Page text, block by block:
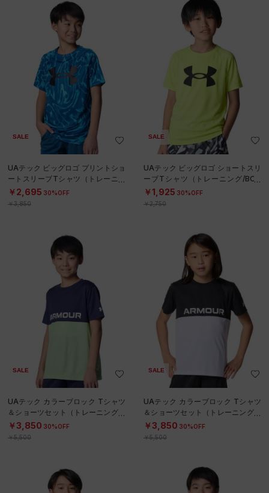
SALE
UAテック ビッグロゴ プリントショ
ートスリーブTシャツ（トレーニン
グ/BOYS）
￥2,695 30%OFF
￥3,850
SALE
UAテック ビッグロゴ ショートスリ
ーブTシャツ（トレーニング/BOY
S）
￥1,925 30%OFF
￥2,750
SALE
UAテック カラーブロック Tシャツ
＆ショーツセット（トレーニング/B
OYS）
￥3,850 30%OFF
￥5,500
SALE
UAテック カラーブロック Tシャツ
＆ショーツセット（トレーニング/B
OYS）
￥3,850 30%OFF
￥5,500